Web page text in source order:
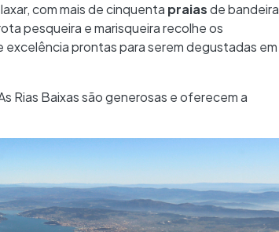
com mais de cinquenta praiasde bandeira
pesqueira e marisqueira recolhe os
excelência prontas para serem degustadas em
Rias Baixas são generosas e oferecem a